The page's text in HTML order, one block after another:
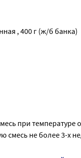
молока,
состава
нарушении
для
Источником
, 400 г (ж/б банка)
при
смесь не более 3-х